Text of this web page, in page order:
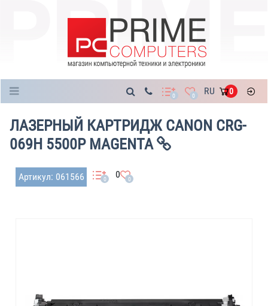
0 0 RU 0
ЛАЗЕРНЫЙ КАРТРИДЖ CANON CRG-
069H 5500P MAGENTA
Артикул: 061566 0 0 0